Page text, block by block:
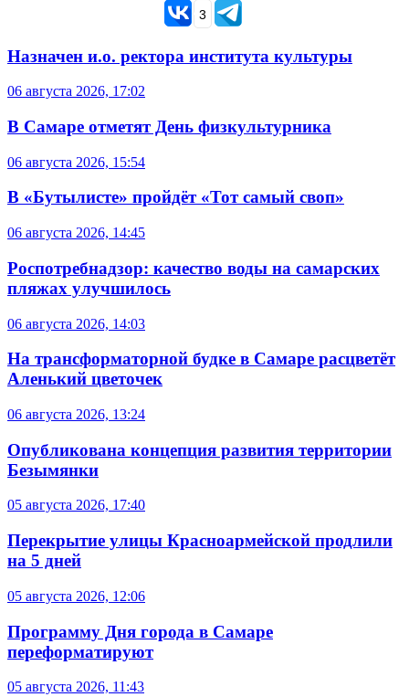
3
Назначен и.о. ректора института культуры
06 августа 2026, 17:02
В Самаре отметят День физкультурника
06 августа 2026, 15:54
В «Бутылисте» пройдёт «Тот самый своп»
06 августа 2026, 14:45
Роспотребнадзор: качество воды на самарских
пляжах улучшилось
06 августа 2026, 14:03
На трансформаторной будке в Самаре расцветёт
Аленький цветочек
06 августа 2026, 13:24
Опубликована концепция развития территории
Безымянки
05 августа 2026, 17:40
Перекрытие улицы Красноармейской продлили
на 5 дней
05 августа 2026, 12:06
Программу Дня города в Самаре
переформатируют
05 августа 2026, 11:43